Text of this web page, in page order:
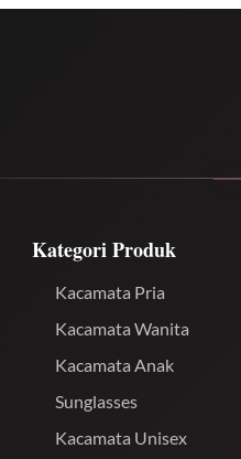
Kategori Produk
Kacamata Pria
Kacamata Wanita
Kacamata Anak
Sunglasses
Kacamata Unisex